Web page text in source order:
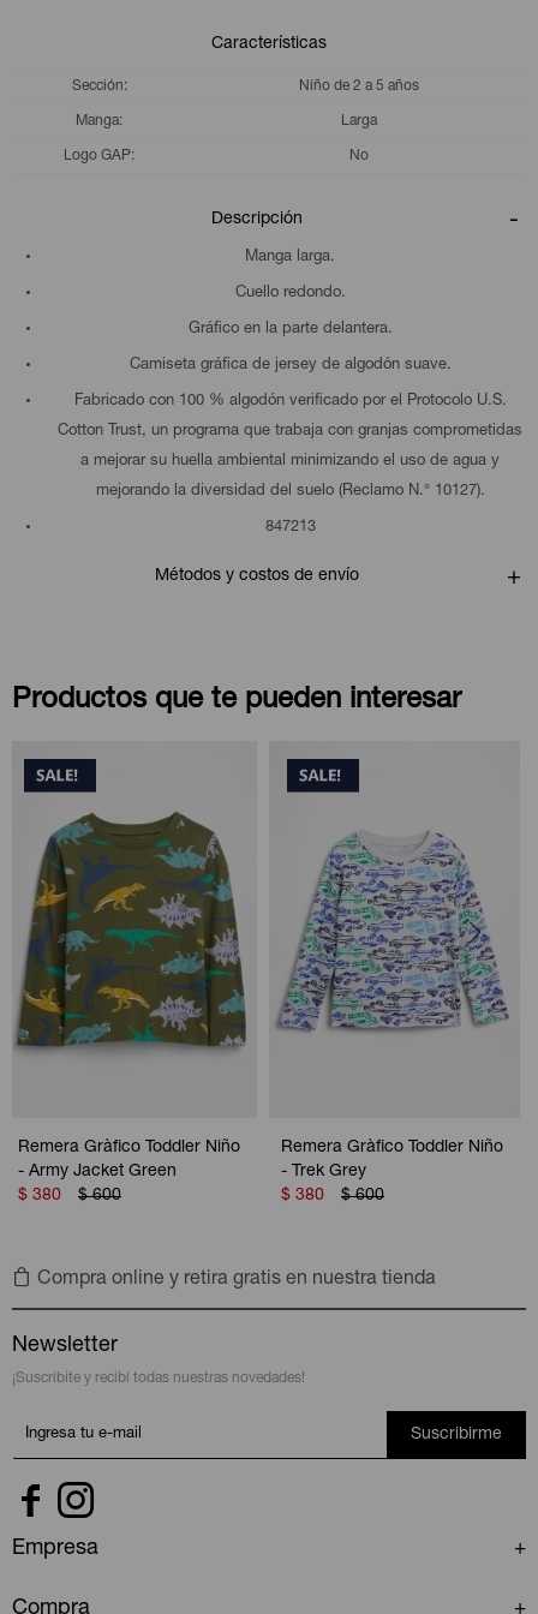
Características
Sección Niño de 2 a 5 años
Manga Larga
Logo GAP No
Descripción
Manga larga.
Cuello redondo.
Gráfico en la parte delantera.
Camiseta gráfica de jersey de algodón suave.
Fabricado con 100 % algodón verificado por el Protocolo U.S.
Cotton Trust, un programa que trabaja con granjas comprometidas
a mejorar su huella ambiental minimizando el uso de agua y
mejorando la diversidad del suelo (Reclamo N.° 10127).
847213
Métodos y costos de envío
Productos que te pueden interesar
Remera Gràfico Toddler Niño
- Army Jacket Green
$ 380 $ 600
Remera Gràfico Toddler Niño
- Trek Grey
$ 380 $ 600
Compra online y retira gratis en nuestra tienda
Newsletter
¡Suscribite y recibí todas nuestras novedades!
Suscribirme
 
Empresa
Compra